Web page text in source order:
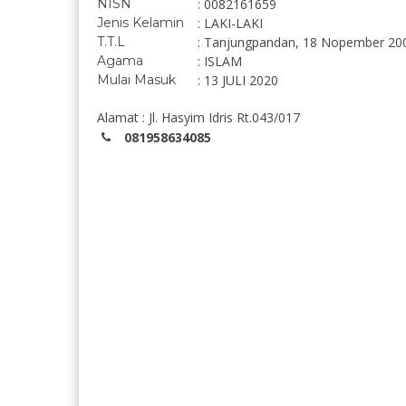
NISN : 0082161659
Jenis Kelamin : LAKI-LAKI
T.T.L : Tanjungpandan, 18 Nopember
Agama : ISLAM
Mulai Masuk : 13 JULI 2020
Alamat : Jl. Hasyim Idris Rt.043/017
081958634085